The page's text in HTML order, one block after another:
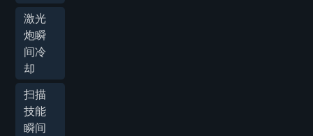
激光
炮瞬
间冷
却
扫描
技能
瞬间